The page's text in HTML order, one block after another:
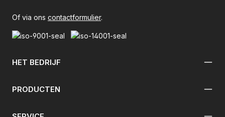
Of via ons contactformulier.
HET BEDRIJF
PRODUCTEN